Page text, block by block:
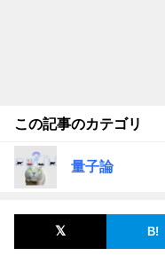
この記事のカテゴリ
量子論